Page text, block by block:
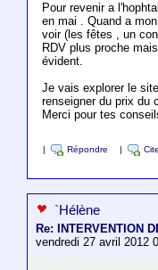
Pour revenir a
en mai . Quand a
voir (les fêtes , un
RDV plus proche
évident.
Je vais explorer le
renseigner du prix du
Merci pour tes
Répondre
`Hélène
Re: INTERVENTION
vendredi 27 avril 2012